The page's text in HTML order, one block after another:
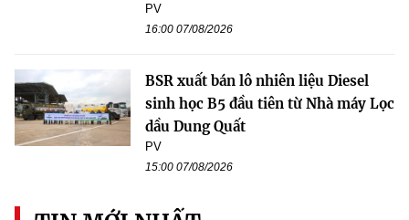
PV
16:00 07/08/2026
BSR xuất bán lô nhiên liệu Diesel
sinh học B5 đầu tiên từ Nhà máy Lọc
dầu Dung Quất
PV
15:00 07/08/2026